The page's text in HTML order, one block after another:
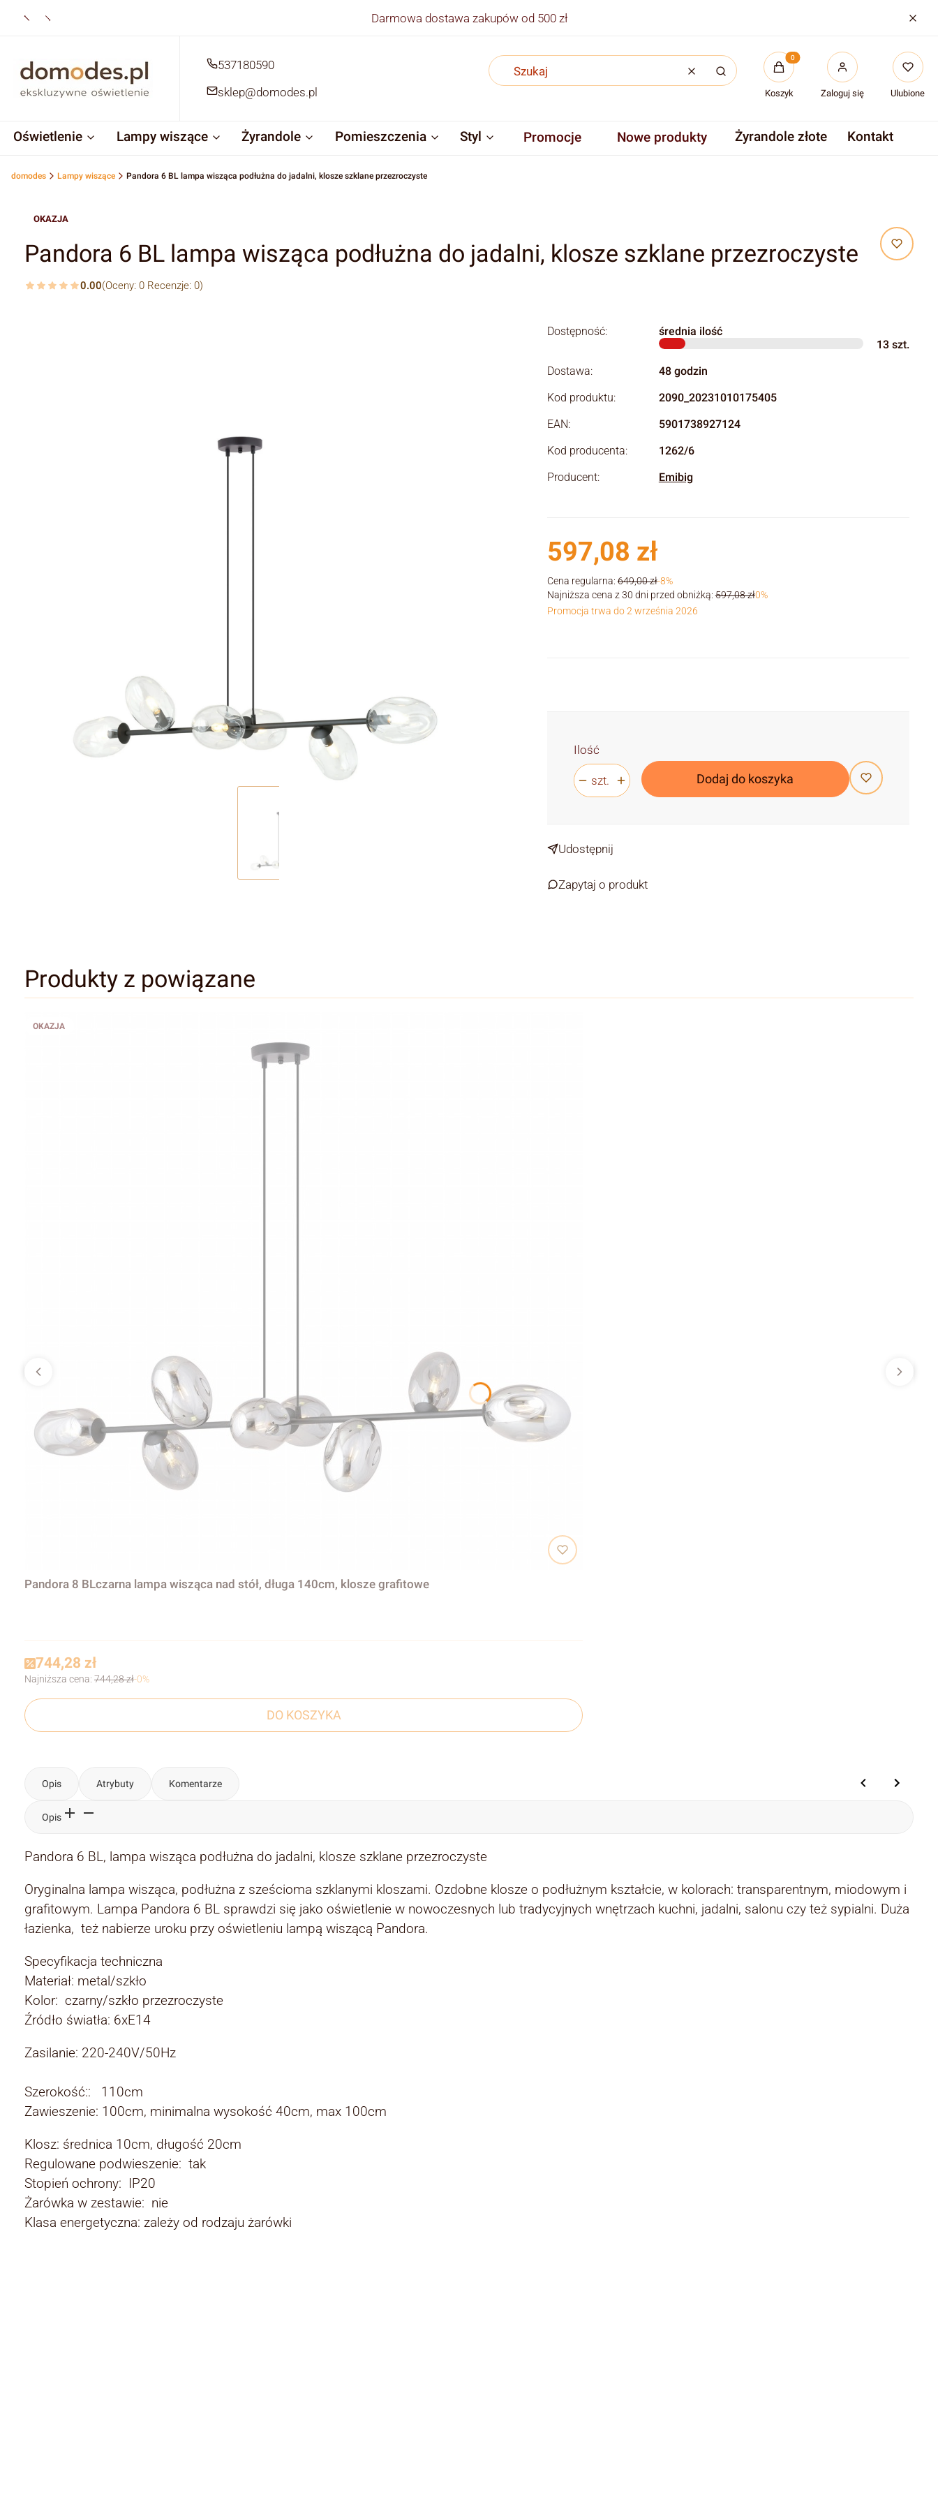
Darmowa dostawa zakupów od 500 zł
537180590
sklep@domodes.pl
WyczyśćSzukaj
Produkty w koszyku: 0.
Koszyk Zaloguj się Ulubione
Oświetlenie Lampy wiszące Żyrandole Pomieszczenia Styl Promocje Nowe produkty Żyrandole złote Kontakt
domodes Lampy wiszące Pandora 6 BL lampa wisząca podłużna do jadalni, klosze szklane przezroczyste
OKAZJA
Pandora 6 BL lampa wisząca podłużna do jadalni, klosze szklane przezroczyste
0.00(Oceny: 0 Recenzje: 0)
Dostępność:
średnia ilość
13 szt.
Dostawa:
48 godzin
Kod produktu:
2090_20231010175405
EAN:
5901738927124
Kod producenta:
1262/6
Producent:
Emibig
597,08 zł
Cena regularna: 649,00 zł-8%
Najniższa cena z 30 dni przed obniżką: 597,08 zł0%
Promocja trwa do 2 września 2026
Ilość
szt. Dodaj do koszyka
Udostępnij
Zapytaj o produkt
Produkty z powiązane
OKAZJA
Pandora 8 BLczarna lampa wisząca nad stół, długa 140cm, klosze grafitowe
744,28 zł
Najniższa cena: 744,28 zł-0%
DO KOSZYKA
Opis Atrybuty Komentarze
Opis
Pandora 6 BL, lampa wisząca podłużna do jadalni, klosze szklane przezroczyste
Oryginalna lampa wisząca, podłużna z sześcioma szklanymi kloszami. Ozdobne klosze o podłużnym kształcie, w kolorach: transparentnym, miodowym i
grafitowym. Lampa Pandora 6 BL sprawdzi się jako oświetlenie w nowoczesnych lub tradycyjnych wnętrzach kuchni, jadalni, salonu czy też sypialni. Duża
łazienka, też nabierze uroku przy oświetleniu lampą wiszącą Pandora.
Specyfikacja techniczna
Materiał: metal/szkło
Kolor: czarny/szkło przezroczyste
Źródło światła: 6xE14
Zasilanie: 220-240V/50Hz
Szerokość:: 110cm
Zawieszenie: 100cm, minimalna wysokość 40cm, max 100cm
Klosz: średnica 10cm, długość 20cm
Regulowane podwieszenie: tak
Stopień ochrony: IP20
Żarówka w zestawie: nie
Klasa energetyczna: zależy od rodzaju żarówki